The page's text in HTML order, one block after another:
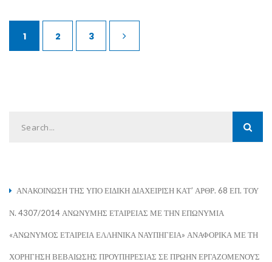
1 2 3
ΑΝΑΚΟΙΝΩΣΗ ΤΗΣ ΥΠΟ ΕΙΔΙΚΗ ΔΙΑΧΕΙΡΙΣΗ ΚΑΤ’ ΑΡΘΡ. 68 ΕΠ. ΤΟΥ
Ν. 4307/2014 ΑΝΩΝΥΜΗΣ ΕΤΑΙΡΕΙΑΣ ΜΕ ΤΗΝ ΕΠΩΝΥΜΙΑ
«ΑΝΩΝΥΜΟΣ ΕΤΑΙΡΕΙΑ ΕΛΛΗΝΙΚΑ ΝΑΥΠΗΓΕΙΑ» ΑΝΑΦΟΡΙΚΑ ΜΕ ΤΗ
ΧΟΡΗΓΗΣΗ ΒΕΒΑΙΩΣΗΣ ΠΡΟΥΠΗΡΕΣΙΑΣ ΣΕ ΠΡΩΗΝ ΕΡΓΑΖΟΜΕΝΟΥΣ